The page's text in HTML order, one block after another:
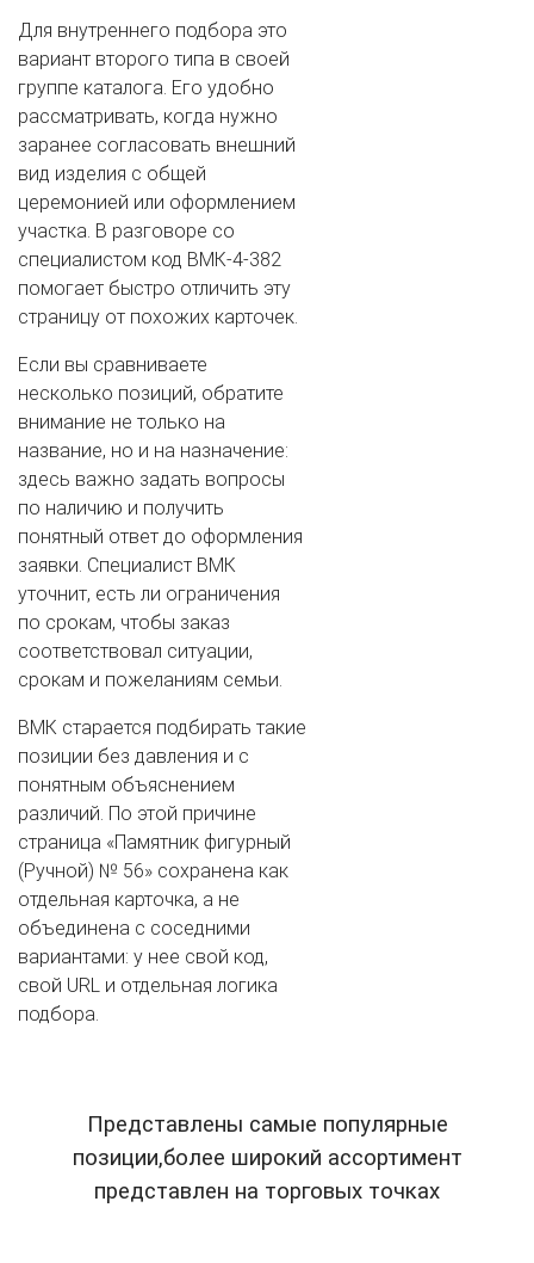
Для внутреннего подбора это
вариант второго типа в своей
группе каталога. Его удобно
рассматривать, когда нужно
заранее согласовать внешний
вид изделия с общей
церемонией или оформлением
участка. В разговоре со
специалистом код ВМК-4-382
помогает быстро отличить эту
страницу от похожих карточек.
Если вы сравниваете
несколько позиций, обратите
внимание не только на
название, но и на назначение:
здесь важно задать вопросы
по наличию и получить
понятный ответ до оформления
заявки. Специалист ВМК
уточнит, есть ли ограничения
по срокам, чтобы заказ
соответствовал ситуации,
срокам и пожеланиям семьи.
ВМК старается подбирать такие
позиции без давления и с
понятным объяснением
различий. По этой причине
страница «Памятник фигурный
(Ручной) № 56» сохранена как
отдельная карточка, а не
объединена с соседними
вариантами: у нее свой код,
свой URL и отдельная логика
подбора.
Представлены самые популярные
позиции,более широкий ассортимент
представлен на торговых точках